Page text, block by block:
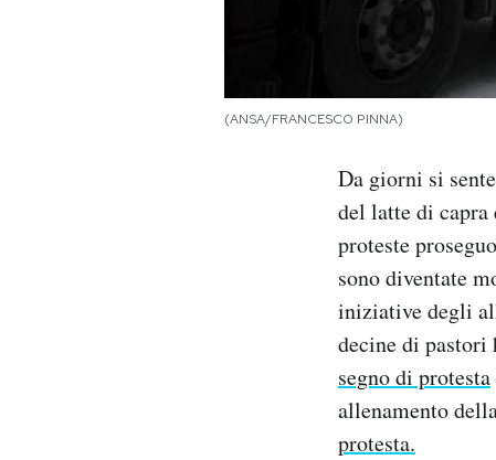
(ANSA/FRANCESCO PINNA)
Da giorni si
del latte di
proteste
sono diventate
iniziative degli
decine di pastori
segno di protesta
allenamento
protesta.